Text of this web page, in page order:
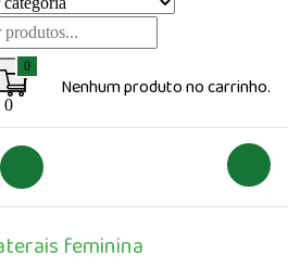
0
0
Nenhum produto no carrinho.
feminina